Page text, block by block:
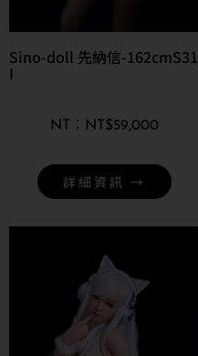
Sino-doll 先納信-162cmS31
I
NT$59,000
詳細資訊 →